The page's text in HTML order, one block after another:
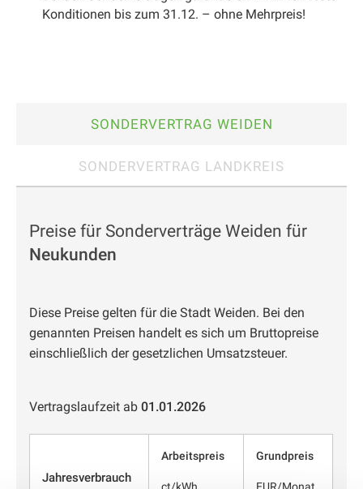
Konditionen bis zum 31.12. – ohne Mehrpreis!
SONDERVERTRAG WEIDEN
SONDERVERTRAG LANDKREIS
Preise für Sonderverträge Weiden für
Neukunden
Diese Preise gelten für die Stadt Weiden. Bei den
genannten Preisen handelt es sich um Bruttopreise
einschließlich der gesetzlichen Umsatzsteuer.
Vertragslaufzeit ab 01.01.2026
Jahresverbrauch
Arbeitspreis Grundpreis